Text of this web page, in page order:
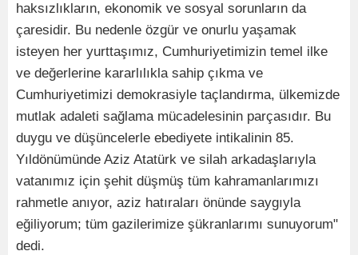
haksızlıkların, ekonomik ve sosyal sorunların da
çaresidir. Bu nedenle özgür ve onurlu yaşamak
isteyen her yurttaşımız, Cumhuriyetimizin temel ilke
ve değerlerine kararlılıkla sahip çıkma ve
Cumhuriyetimizi demokrasiyle taçlandırma, ülkemizde
mutlak adaleti sağlama mücadelesinin parçasıdır. Bu
duygu ve düşüncelerle ebediyete intikalinin 85.
Yıldönümünde Aziz Atatürk ve silah arkadaşlarıyla
vatanımız için şehit düşmüş tüm kahramanlarımızı
rahmetle anıyor, aziz hatıraları önünde saygıyla
eğiliyorum; tüm gazilerimize şükranlarımı sunuyorum"
dedi.